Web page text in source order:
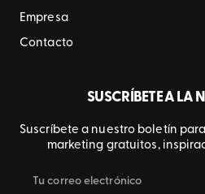
Empresa
Contacto
SUSCRÍBETE A LA
Suscríbete a nuestro boletín
marketing gratuitos,